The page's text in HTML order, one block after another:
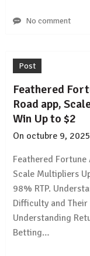
No comment
Post
Feathered
Road app,
Win Up to $2
On octubre 9, 2025
Feathered
Scale Multipliers
98% RTP.
Difficulty and
Understanding
Betting…